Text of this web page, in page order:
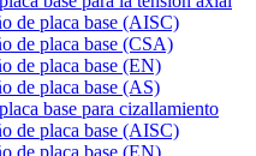
de placa base (AISC)
de placa base (CSA)
de placa base (EN)
de placa base (AS)
base para cizallamiento
de placa base (AISC)